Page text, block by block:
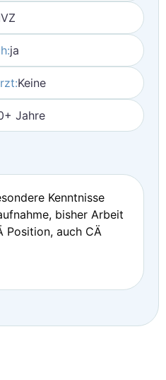
ja
Keine
Jahre
Kenntnisse
bisher Arbeit
Position, auch CÄ